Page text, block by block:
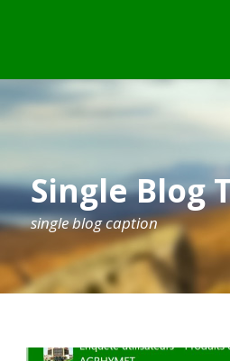
Single Blog
single blog caption